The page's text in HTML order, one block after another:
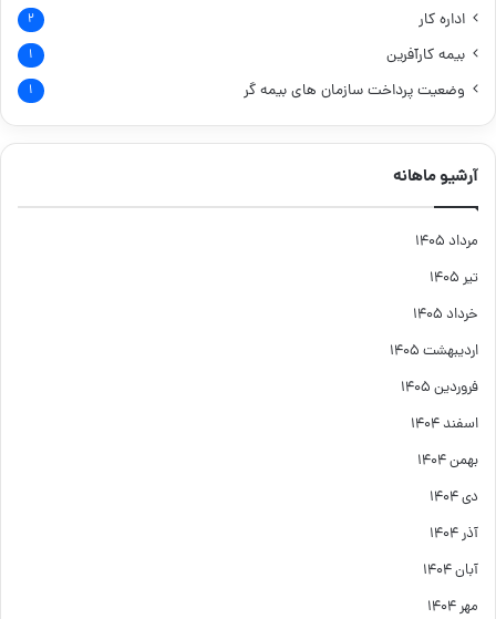
اداره کار ۲
بیمه کارآفرین ۱
وضعیت پرداخت سازمان های بیمه گر ۱
آرشیو ماهانه
مرداد ۱۴۰۵
تیر ۱۴۰۵
خرداد ۱۴۰۵
اردیبهشت ۱۴۰۵
فروردین ۱۴۰۵
اسفند ۱۴۰۴
بهمن ۱۴۰۴
دی ۱۴۰۴
آذر ۱۴۰۴
آبان ۱۴۰۴
مهر ۱۴۰۴